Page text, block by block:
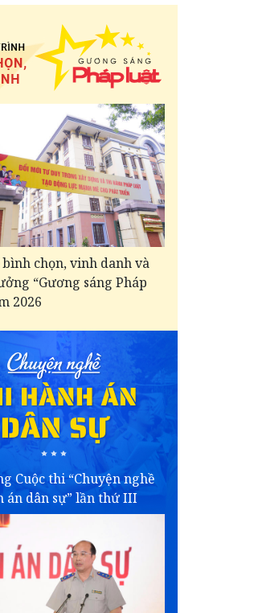
bình chọn, vinh danh và
“Gương sáng Pháp
2026
Cuộc thi “Chuyện nghề
án dân sự” lần thứ III